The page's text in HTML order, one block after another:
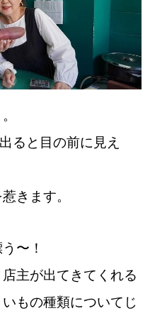
ると目の前に見え
きます。
〜！
主が出てきてくれる
もの種類についてじ